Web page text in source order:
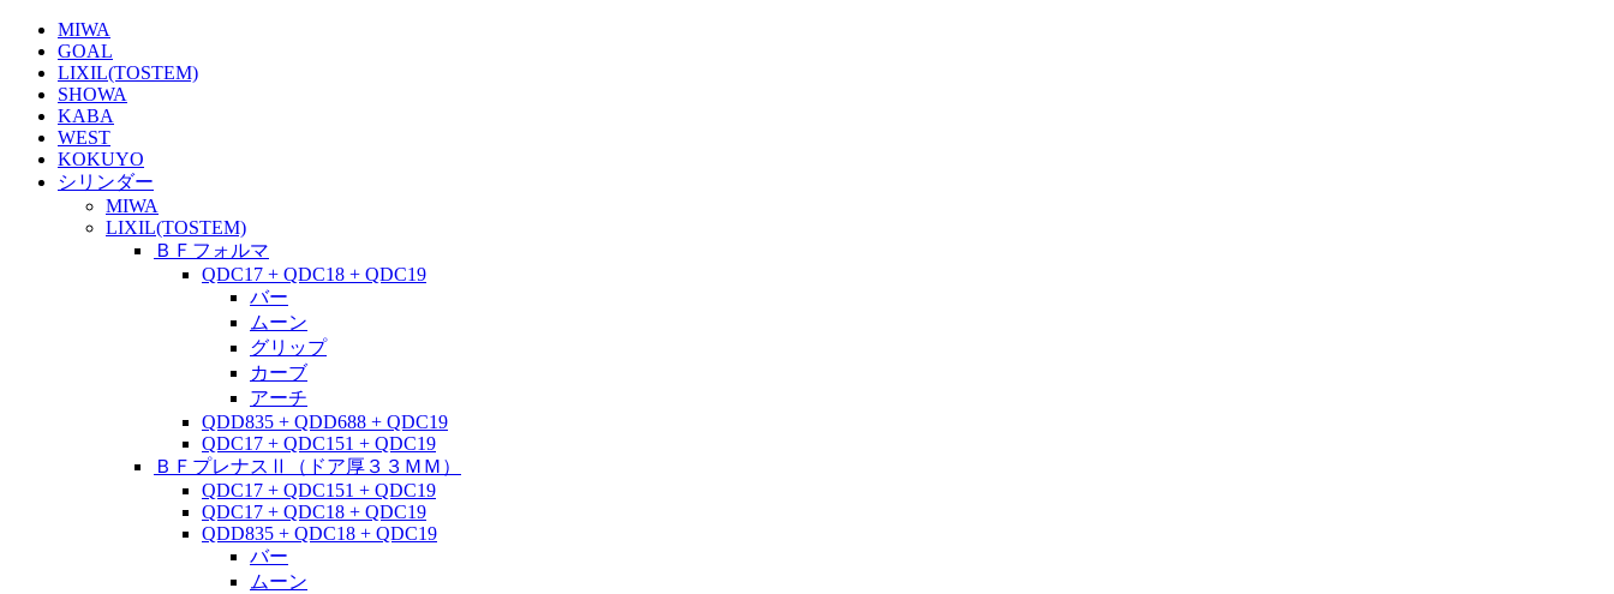
MIWA
GOAL
LIXIL(TOSTEM)
SHOWA
KABA
WEST
KOKUYO
シリンダー
MIWA
LIXIL(TOSTEM)
ＢＦフォルマ
QDC17 + QDC18 + QDC19
バー
ムーン
グリップ
カーブ
アーチ
QDD835 + QDD688 + QDC19
QDC17 + QDC151 + QDC19
ＢＦプレナスⅡ（ドア厚３３ＭＭ）
QDC17 + QDC151 + QDC19
QDC17 + QDC18 + QDC19
QDD835 + QDC18 + QDC19
バー
ムーン